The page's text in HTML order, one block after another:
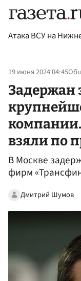
Атака ВСУ на
19 июня 2024 04:45
Задержан
взяли по
В Москве
фирм
Дмитрий Шумов